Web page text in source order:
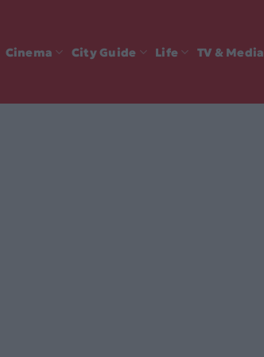
Cinema City Guide Life TV & Media